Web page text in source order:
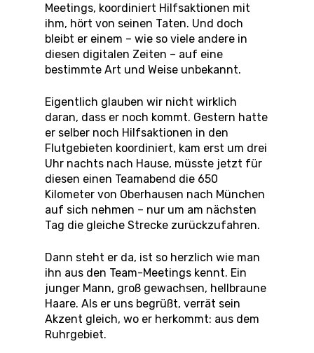
Meetings, koordiniert Hilfsaktionen mit
ihm, hört von seinen Taten. Und doch
bleibt er einem – wie so viele andere in
diesen digitalen Zeiten – auf eine
bestimmte Art und Weise unbekannt.
Eigentlich glauben wir nicht wirklich
daran, dass er noch kommt. Gestern hatte
er selber noch Hilfsaktionen in den
Flutgebieten koordiniert, kam erst um drei
Uhr nachts nach Hause, müsste jetzt für
diesen einen Teamabend die 650
Kilometer von Oberhausen nach München
auf sich nehmen – nur um am nächsten
Tag die gleiche Strecke zurückzufahren.
Dann steht er da, ist so herzlich wie man
ihn aus den Team-Meetings kennt. Ein
junger Mann, groß gewachsen, hellbraune
Haare. Als er uns begrüßt, verrät sein
Akzent gleich, wo er herkommt: aus dem
Ruhrgebiet.